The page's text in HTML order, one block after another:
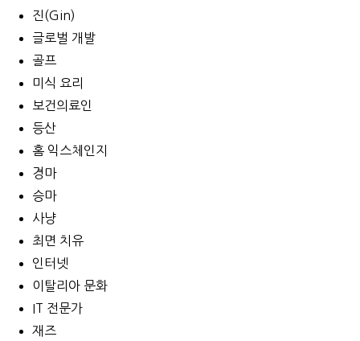
진(Gin)
글로벌 개발
골프
미식 요리
보건의료인
등산
홈 익스체인지
경마
승마
사냥
최면 치유
인터넷
이탈리아 문화
IT 전문가
재즈